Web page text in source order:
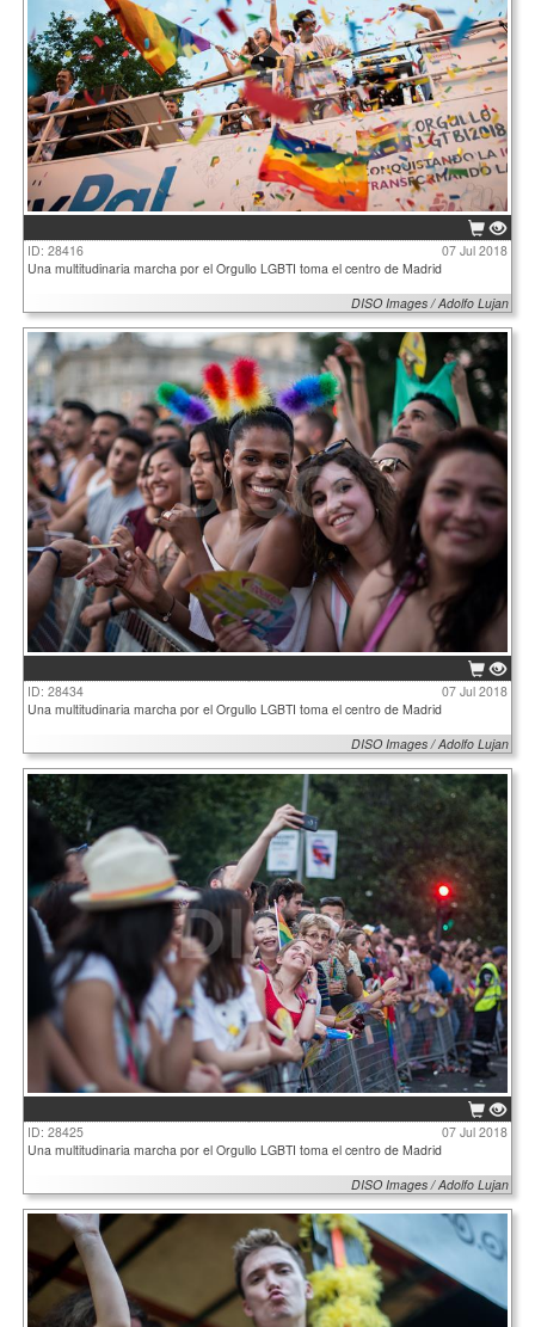
ID: 28416
07 Jul 2018
Una multitudinaria marcha por el Orgullo LGBTI toma el centro de Madrid
DISO Images / Adolfo Lujan
ID: 28434
07 Jul 2018
Una multitudinaria marcha por el Orgullo LGBTI toma el centro de Madrid
DISO Images / Adolfo Lujan
ID: 28425
07 Jul 2018
Una multitudinaria marcha por el Orgullo LGBTI toma el centro de Madrid
DISO Images / Adolfo Lujan